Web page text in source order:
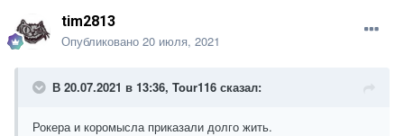
tim2813
Опубликовано 20 июля, 2021
В 20.07.2021 в 13:36, Tour116 сказал:
Рокера и коромысла приказали долго жить.